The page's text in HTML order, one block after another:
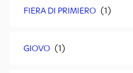
FIERA DI PRIMIERO
GIOVO